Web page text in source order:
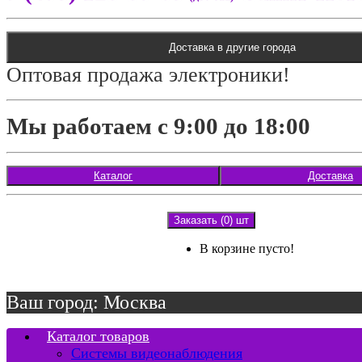
Доставка в другие города
Оптовая продажа электроники!
Мы работаем с 9:00 до 18:00
Каталог Доставка
Заказать (0) шт
В корзине пусто!
Ваш город: Москва
Каталог товаров
Системы видеонаблюдения